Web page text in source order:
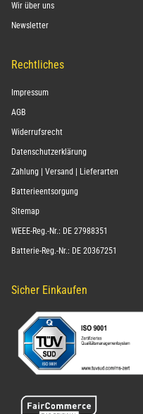
Wir über uns
Newsletter
Rechtliches
Impressum
AGB
Widerrufsrecht
Datenschutzerklärung
Zahlung | Versand | Lieferarten
Batterieentsorgung
Sitemap
WEEE-Reg.-Nr.: DE 27988351
Batterie-Reg.-Nr.: DE 20367251
Sicher Einkaufen